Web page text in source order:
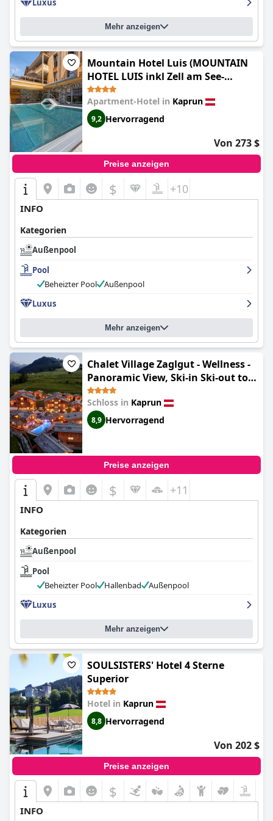
Luxus
Mehr anzeigen
Mountain Hotel Luis (MOUNTAIN
HOTEL LUIS inkl Zell am See-
Kaprun Sommerkarte)
Apartment-Hotel in Kaprun
9,2 Hervorragend
Von 273 $
Preise anzeigen
$ +10
INFO
Kategorien
Außenpool
Pool
Beheizter Pool
Außenpool
Luxus
Mehr anzeigen
Chalet Village Zaglgut - Wellness -
Panoramic View, Ski-in Ski-out to
Kitzsteinhorn (Premium Chalets by
ZAGLGUT, Zell am See-Kaprun -
Wellness & Infinity Pool, Air
Conditioning, Panoramic Views &
Schloss in Kaprun
8,9 Hervorragend
Preise anzeigen
$ +11
INFO
Kategorien
Außenpool
Pool
Beheizter Pool
Hallenbad
Außenpool
Luxus
Mehr anzeigen
SOULSISTERS' Hotel 4 Sterne
Superior
Hotel in Kaprun
8,8 Hervorragend
Von 202 $
Preise anzeigen
$
INFO